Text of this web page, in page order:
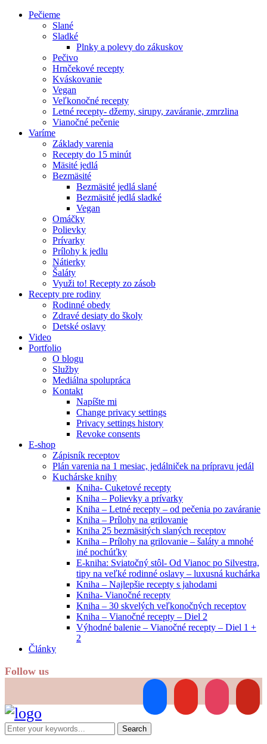
Pečieme
Slané
Sladké
Plnky a polevy do zákuskov
Pečivo
Hrnčekové recepty
Kváskovanie
Vegan
Veľkonočné recepty
Letné recepty- džemy, sirupy, zaváranie, zmrzlina
Vianočné pečenie
Varíme
Základy varenia
Recepty do 15 minút
Mäsité jedlá
Bezmäsité
Bezmäsité jedlá slané
Bezmäsité jedlá sladké
Vegan
Omáčky
Polievky
Prívarky
Prílohy k jedlu
Nátierky
Šaláty
Využi to! Recepty zo zásob
Recepty pre rodiny
Rodinné obedy
Zdravé desiaty do školy
Detské oslavy
Video
Portfolio
O blogu
Služby
Mediálna spolupráca
Kontakt
Napíšte mi
Change privacy settings
Privacy settings history
Revoke consents
E-shop
Zápisník receptov
Plán varenia na 1 mesiac, jedálniček na prípravu jedál
Kuchárske knihy
Kniha- Cuketové recepty
Kniha – Polievky a prívarky
Kniha – Letné recepty – od pečenia po zaváranie
Kniha – Prílohy na grilovanie
Kniha 25 bezmäsitých slaných receptov
Kniha – Prílohy na grilovanie – šaláty a mnohé
iné pochúťky
E-kniha: Sviatočný stôl- Od Vianoc po Silvestra,
tipy na veľké rodinné oslavy – luxusná kuchárka
Kniha – Najlepšie recepty s jahodami
Kniha- Vianočné recepty
Kniha – 30 skvelých veľkonočných receptov
Kniha – Vianočné recepty – Diel 2
Výhodné balenie – Vianočné recepty – Diel 1 +
2
Články
Follow us